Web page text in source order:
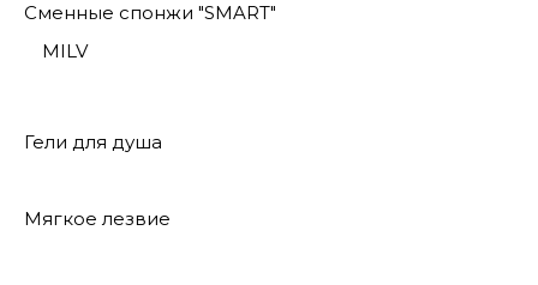
Сменные спонжи "SMART"
MILV
Гели для душа
Мягкое лезвие